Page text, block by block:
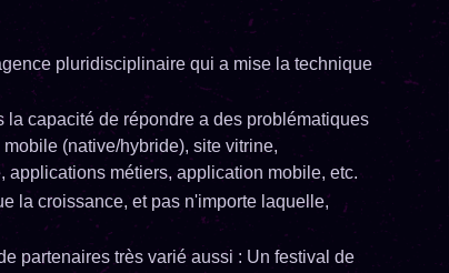
pluridisciplinaire qui a mise la technique
capacité de répondre a des problématiques
(native/hybride), site vitrine,
applications métiers, application mobile, etc.
la croissance, et pas n'importe laquelle,
partenaires très varié aussi : Un festival de